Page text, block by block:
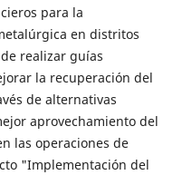
para la
en distritos
realizar guías
la recuperación del
de alternativas
aprovechamiento del
las operaciones de
"Implementación del